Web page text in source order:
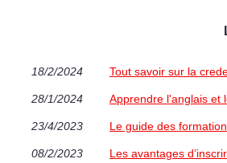
18/2/2024 Tout savoir sur la
28/1/2024 Apprendre l'anglais et
23/4/2023 Le guide des
08/2/2023 Les avantages